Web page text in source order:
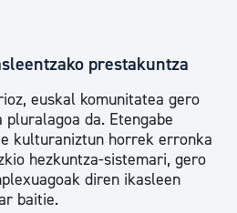
prestakuntza
euskal komunitatea gero
da. Etengabe
kulturaniztun horrek erronka
hezkuntza-sistemari, gero
diren ikasleen
baitie.